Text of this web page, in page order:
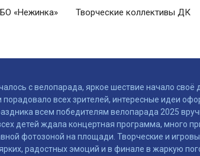
«Нежинка» Творческие коллективы ДК
с велопарада, яркое шествие начало своё
всех зрителей, интересные идеи
всем победителям велопарада 2025
детей ждала концертная программа, много
фотозоной на площади. Творческие и
радостных эмоций и в финале в жаркую